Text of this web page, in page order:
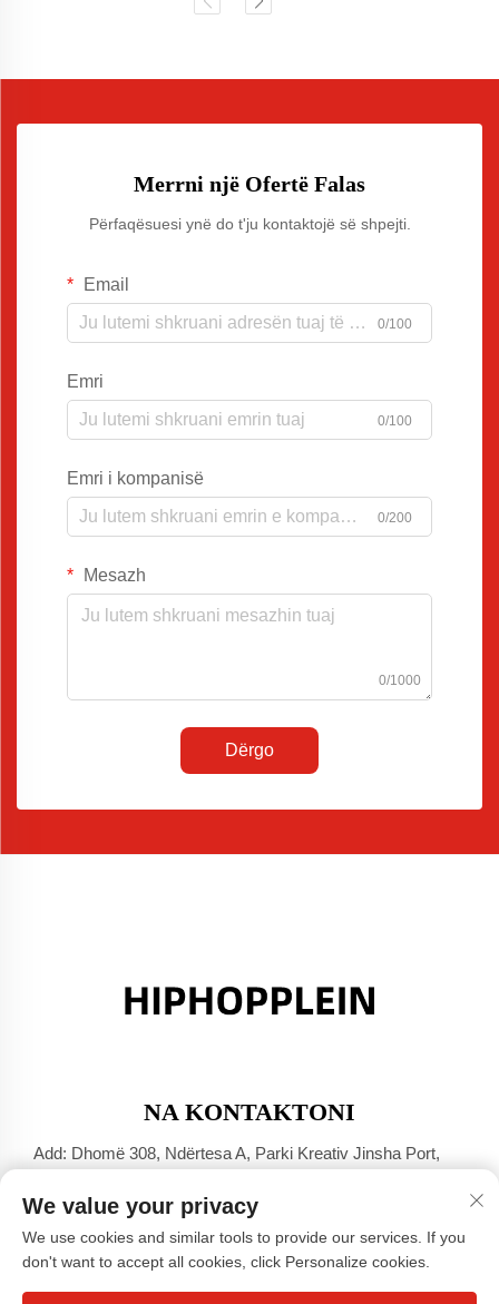
Merrni një Ofertë Falas
Përfaqësuesi ynë do t'ju kontaktojë së shpejti.
Email
0/100
Emri
0/100
Emri i kompanisë
0/200
Mesazh
0/1000
Dërgo
NA KONTAKTONI
Add: Dhomë 308, Ndërtesa A, Parki Kreativ Jinsha Port,
Tel: +86-17304049586
E-mail:[email protected]
We value your privacy
We use cookies and similar tools to provide our services. If you
don't want to accept all cookies, click Personalize cookies.